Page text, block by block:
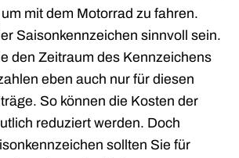
mit dem Motorrad zu fahren.
Saisonkennzeichen sinnvoll sein.
den Zeitraum des Kennzeichens
eben auch nur für diesen
So können die Kosten der
reduziert werden. Doch
sollten Sie für